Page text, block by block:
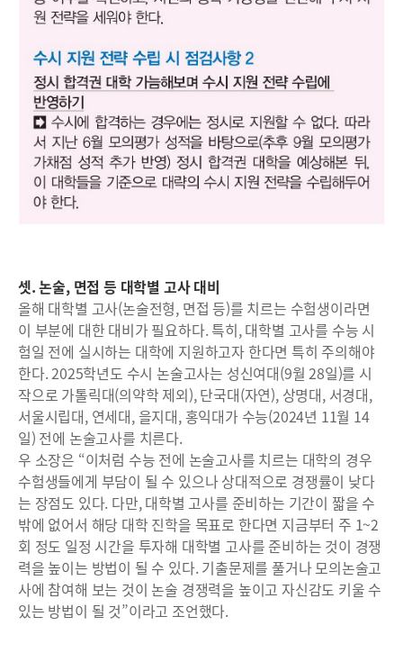
셋. 논술, 면접 등 대학별 고사 대비
올해 대학별 고사(논술전형, 면접 등)를 치르는 수험생이라면
이 부분에 대한 대비가 필요하다. 특히, 대학별 고사를 수능 시
험일 전에 실시하는 대학에 지원하고자 한다면 특히 주의해야
한다. 2025학년도 수시 논술고사는 성신여대(9월 28일)를 시
작으로 가톨릭대(의약학 제외), 단국대(자연), 상명대, 서경대,
서울시립대, 연세대, 을지대, 홍익대가 수능(2024년 11월 14
일) 전에 논술고사를 치른다.
우 소장은 “이처럼 수능 전에 논술고사를 치르는 대학의 경우
수험생들에게 부담이 될 수 있으나 상대적으로 경쟁률이 낮다
는 장점도 있다. 다만, 대학별 고사를 준비하는 기간이 짧을 수
밖에 없어서 해당 대학 진학을 목표로 한다면 지금부터 주 1~2
회 정도 일정 시간을 투자해 대학별 고사를 준비하는 것이 경쟁
력을 높이는 방법이 될 수 있다. 기출문제를 풀거나 모의논술고
사에 참여해 보는 것이 논술 경쟁력을 높이고 자신감도 키울 수
있는 방법이 될 것”이라고 조언했다.